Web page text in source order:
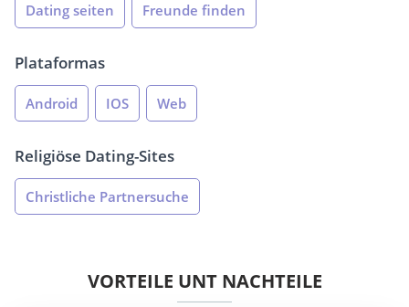
Dating seiten Freunde finden
Plataformas
Android IOS Web
Religiöse Dating-Sites
Christliche Partnersuche
VORTEILE UNT NACHTEILE